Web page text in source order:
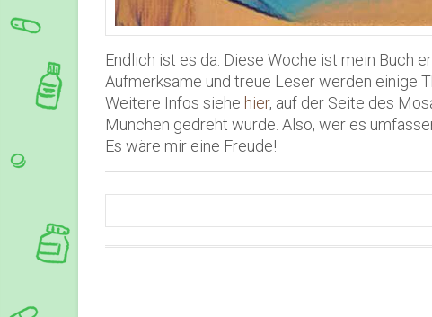
Endlich ist es da: Diese Woche ist mein Buch
Aufmerksame und treue Leser werden einige
Weitere Infos siehe hier, auf der Seite des
München gedreht wurde. Also, wer es
Es wäre mir eine Freude!